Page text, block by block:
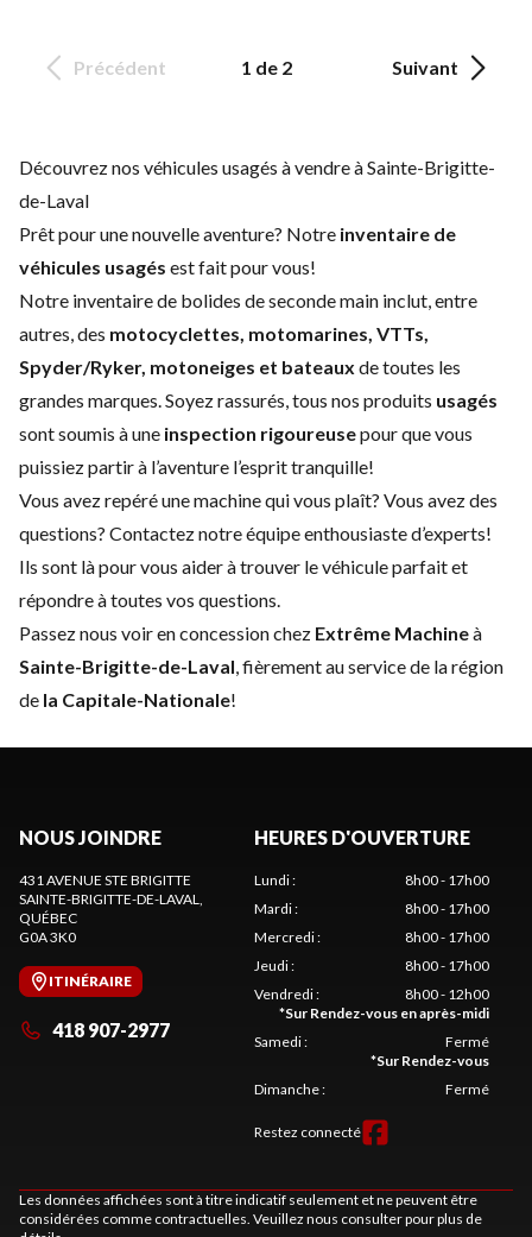
Précédent 1 de 2 Suivant
Découvrez nos véhicules usagés à vendre à Sainte-Brigitte-
de-Laval
Prêt pour une nouvelle aventure? Notre inventaire de
véhicules usagés est fait pour vous!
Notre inventaire de bolides de seconde main inclut, entre
autres, des motocyclettes, motomarines, VTTs,
Spyder/Ryker, motoneiges et bateaux de toutes les
grandes marques. Soyez rassurés, tous nos produits usagés
sont soumis à une inspection rigoureusepour que vous
puissiez partir à l’aventure l’esprit tranquille!
Vous avez repéré une machine qui vous plaît? Vous avez des
questions? Contactez notre équipe enthousiaste d’experts!
Ils sont là pour vous aider à trouver le véhicule parfait et
répondre à toutes vos questions.
Passez nous voir en concession chez Extrême Machineà
Sainte-Brigitte-de-Laval, fièrement au service de la région
de la Capitale-Nationale!
NOUS JOINDRE
431 AVENUE STE BRIGITTE
SAINTE-BRIGITTE-DE-LAVAL,
QUÉBEC
G0A 3K0
ITINÉRAIRE
418 907-2977
HEURES D'OUVERTURE
Lundi:
8h00 - 17h00
Mardi:
8h00 - 17h00
Mercredi:
8h00 - 17h00
Jeudi:
8h00 - 17h00
Vendredi:
8h00 - 12h00
*Sur Rendez-vous en après-midi
Samedi:
Fermé
*Sur Rendez-vous
Dimanche: Fermé
Restez connecté
Les données affichées sont à titre indicatif seulement et ne peuvent être
considérées comme contractuelles. Veuillez nous consulter pour plus de